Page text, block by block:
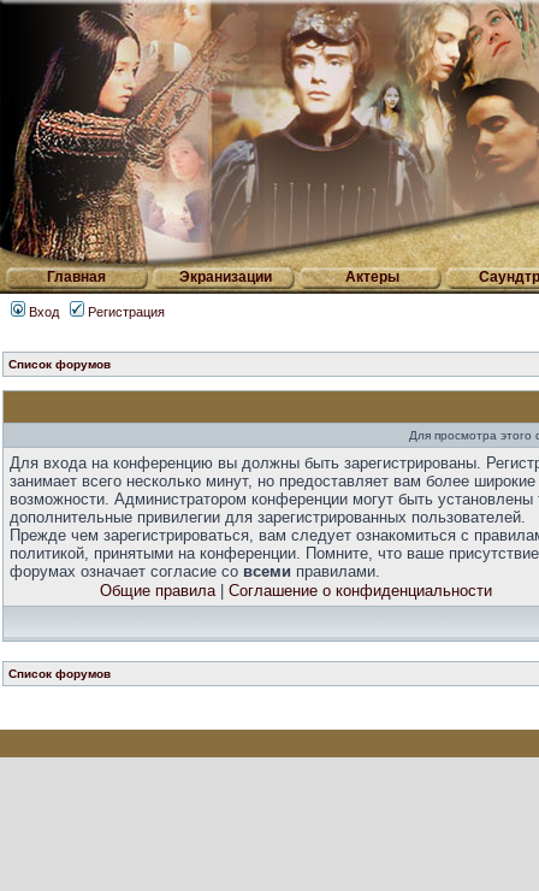
Главная Экранизации Актеры
Вход Регистрация
Список форумов
Для просмотра
Для входа на конференцию вы должны быть зарегистрированы.
занимает всего несколько минут, но предоставляет вам более широкие
возможности. Администратором конференции могут быть установлены
дополнительные привилегии для зарегистрированных пользователей.
Прежде чем зарегистрироваться, вам следует ознакомиться с
политикой, принятыми на конференции. Помните, что ваше
форумах означает согласие со всеми правилами.
Общие правила| Соглашение о конфиденциальности
Список форумов